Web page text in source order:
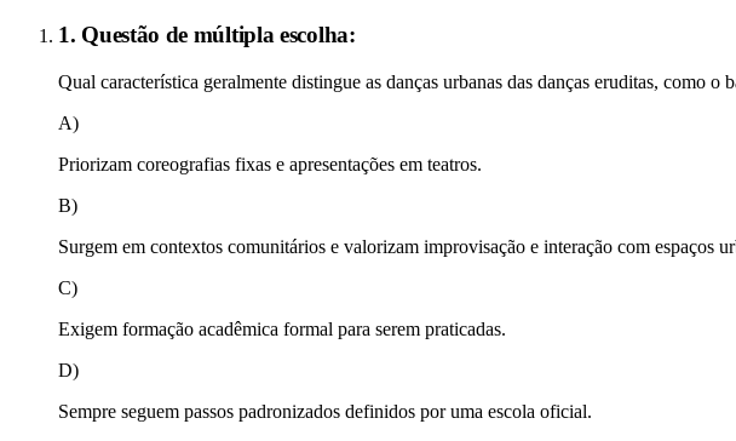
1. Questão de múltipla escolha:
Qual característica geralmente distingue as danças urbanas das danças eruditas, como o
A)
Priorizam coreografias fixas e apresentações em teatros.
B)
Surgem em contextos comunitários e valorizam improvisação e interação com espaços
C)
Exigem formação acadêmica formal para serem praticadas.
D)
Sempre seguem passos padronizados definidos por uma escola oficial.